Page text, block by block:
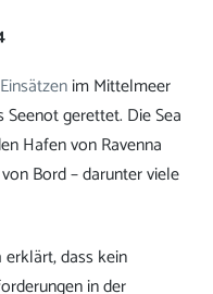
im Mittelmeer
Seenot gerettet. DieSea
Hafen von Ravenna
Bord – darunter viele
dass kein
in der